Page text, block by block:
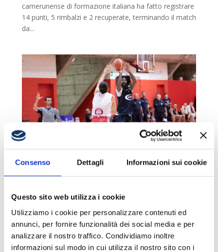
Consenso Dettagli Informazioni sui cookie
Questo sito web utilizza i cookie
Utilizziamo i cookie per personalizzare contenuti ed
annunci, per fornire funzionalità dei social media e per
analizzare il nostro traffico. Condividiamo inoltre
informazioni sul modo in cui utilizza il nostro sito con i
camerunense di formazione italiana ha fatto registrare
14 punti, 5 rimbalzi e 2 recuperate, terminando il match
da...
CON MILANO UN BUON TEST PER INIZIARE,
Si è aperta ufficialmente al Mediolanum Forum di
Assago, all’interno della palestra di allenamento
dell’Olimpia Milano, la stagione della S.Bernardo-
Cinelandia Park. Lo scrimmage, a porte chiuse e senza